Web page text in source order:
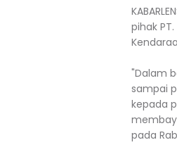
pihak
"Dalam
sampai
kepada
pada